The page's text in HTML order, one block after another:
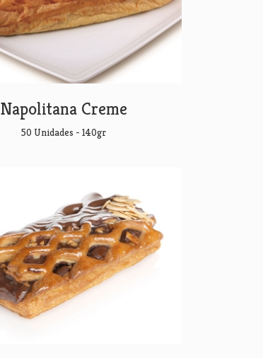
Napolitana Creme
50 Unidades - 140gr